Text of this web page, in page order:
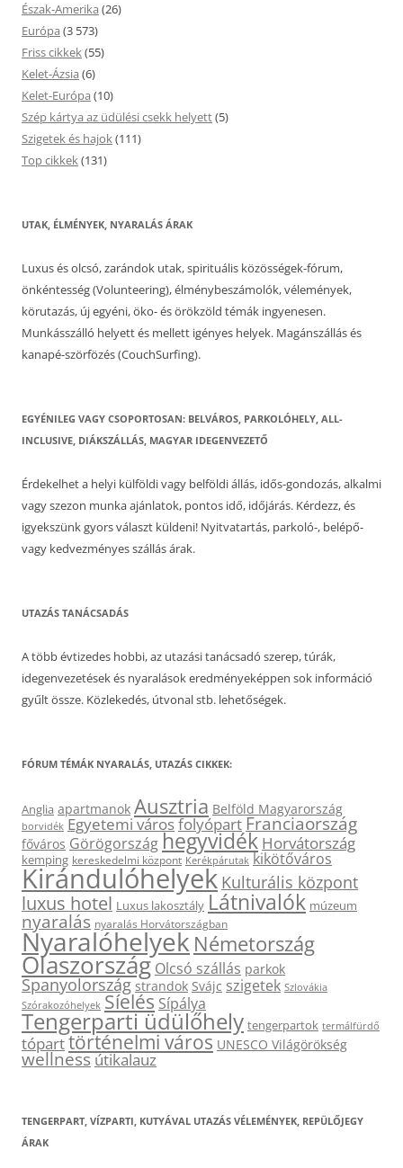
Észak-Amerika (26)
Európa (3 573)
Friss cikkek(55)
Kelet-Ázsia (6)
Kelet-Európa (10)
Szép kártya az üdülési csekk helyett(5)
Szigetek és hajok(111)
Top cikkek(131)
UTAK, ÉLMÉNYEK, NYARALÁS ÁRAK
Luxus és olcsó, zarándok utak, spirituális közösségek-fórum,
önkéntesség (Volunteering), élménybeszámolók, vélemények,
körutazás, új egyéni, öko- és örökzöld témák ingyenesen.
Munkásszálló helyett és mellett igényes helyek. Magánszállás és
kanapé-szörfözés (CouchSurfing).
EGYÉNILEG VAGY CSOPORTOSAN: BELVÁROS, PARKOLÓHELY, ALL-
INCLUSIVE, DIÁKSZÁLLÁS, MAGYAR IDEGENVEZETŐ
Érdekelhet a helyi külföldi vagy belföldi állás, idős-gondozás, alkalmi
vagy szezon munka ajánlatok, pontos idő, időjárás. Kérdezz, és
igyekszünk gyors választ küldeni! Nyitvatartás, parkoló-, belépő-
vagy kedvezményes szállás árak.
UTAZÁS TANÁCSADÁS
A több évtizedes hobbi, az utazási tanácsadó szerep, túrák,
idegenvezetések és nyaralások eredményeképpen sok információ
gyűlt össze. Közlekedés, útvonal stb. lehetőségek.
FÓRUM TÉMÁK NYARALÁS, UTAZÁS CIKKEK:
Anglia apartmanok Ausztria Belföld Magyarország
borvidék Egyetemi városfolyópartFranciaország
főváros Görögországhegyvidék Horvátország
kemping kereskedelmi központ Kerékpárutak kikötőváros
Kirándulóhelyek Kulturális központ
luxus hotel Luxus lakosztály Látnivalók múzeum
nyaralás nyaralás Horvátországban
Nyaralóhelyek Németország
Olaszország Olcsó szállás parkok
Spanyolország strandok Svájc szigetek Szlovákia
Szórakozóhelyek Síelés Sípálya
Tengerparti üdülőhely tengerpartok termálfürdő
tóparttörténelmi város UNESCO Világörökség
wellnessútikalauz
TENGERPART, VÍZPARTI, KUTYÁVAL UTAZÁS VÉLEMÉNYEK, REPÜLŐJEGY
ÁRAK